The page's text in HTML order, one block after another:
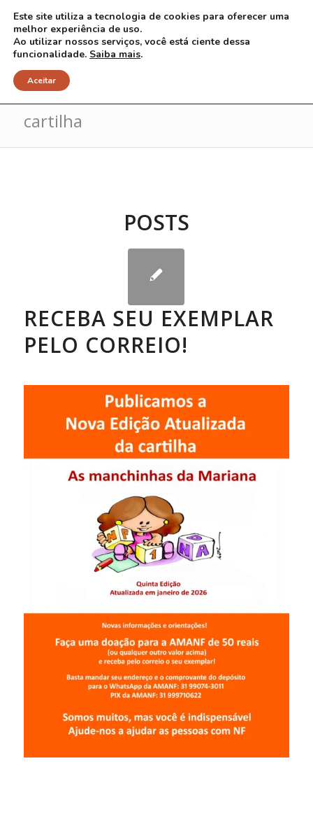
Arquivo para Tag: Nova edição da
cartilha
POSTS
RECEBA SEU EXEMPLAR
PELO CORREIO!
Este site utiliza a tecnologia de cookies para oferecer uma
melhor experiência de uso.
Ao utilizar nossos serviços, você está ciente dessa
funcionalidade. Saiba mais.
Aceitar